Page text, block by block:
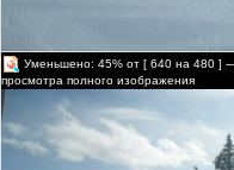
Уменьшено: 45% от [ 640 на 480 ]
просмотра полного изображения